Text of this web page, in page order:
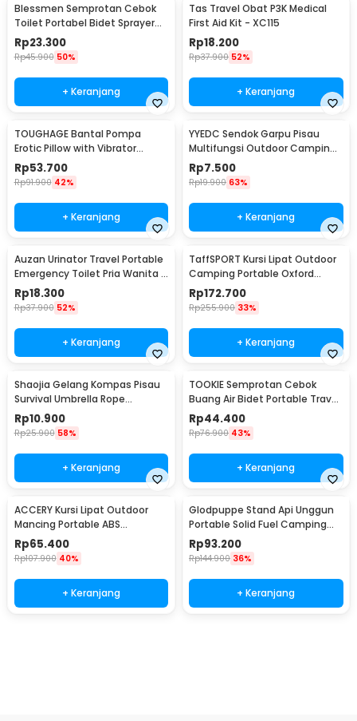
Blessmen Semprotan Cebok
Toilet Portabel Bidet Sprayer
450ml - WR-450
Rp23.300
Rp45.900 50%
+ Keranjang
Tas Travel Obat P3K Medical
First Aid Kit - XC115
Rp18.200
Rp37.900 52%
+ Keranjang
TOUGHAGE Bantal Pompa
Erotic Pillow with Vibrator
Holder - PF3102
Rp53.700
Rp91.900 42%
+ Keranjang
YYEDC Sendok Garpu Pisau
Multifungsi Outdoor Camping
Spork EDC Tools - LX708
Rp7.500
Rp19.900 63%
+ Keranjang
Auzan Urinator Travel Portable
Emergency Toilet Pria Wanita -
C1676
Rp18.300
Rp37.900 52%
+ Keranjang
TaffSPORT Kursi Lipat Outdoor
Camping Portable Oxford
Folding Chair Low - SF733
Rp172.700
Rp255.900 33%
+ Keranjang
Shaojia Gelang Kompas Pisau
Survival Umbrella Rope
Bracelet - HJT41
Rp10.900
Rp25.900 58%
+ Keranjang
TOOKIE Semprotan Cebok
Buang Air Bidet Portable Travel
Sprayer 560ml - WS500
Rp44.400
Rp76.900 43%
+ Keranjang
ACCERY Kursi Lipat Outdoor
Mancing Portable ABS
Telescopic Chair - NDS66
Rp65.400
Rp107.900 40%
+ Keranjang
Glodpuppe Stand Api Unggun
Portable Solid Fuel Camping
Tool - EZ203
Rp93.200
Rp144.900 36%
+ Keranjang